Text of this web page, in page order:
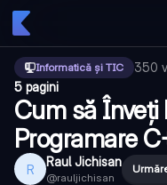
Informatică și TIC 350
5 pagini
Cum să Înveți
Programare
R Raul Jichisan
@rauljichisan